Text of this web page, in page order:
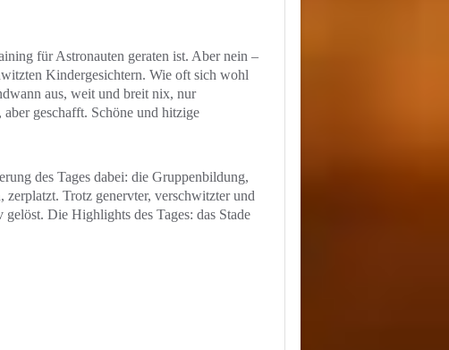
für Astronauten geraten ist. Aber nein –
Kindergesichtern. Wie oft sich wohl
aus, weit und breit nix, nur
geschafft. Schöne und hitzige
des Tages dabei: die Gruppenbildung,
Trotz genervter, verschwitzter und
Die Highlights des Tages: das Stade